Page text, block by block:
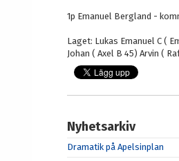
1p Emanuel Bergland -
Laget: Lukas Emanuel C (
Johan ( Axel B 45) Arvin (
Nyhetsarkiv
Dramatik på Apelsinplan